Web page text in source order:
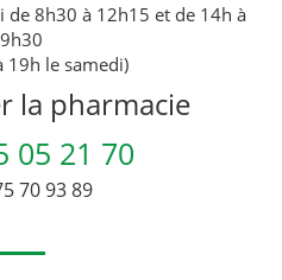
8h30 à 12h15 et de 14h à
19h le samedi)
la pharmacie
05 21 70
70 93 89